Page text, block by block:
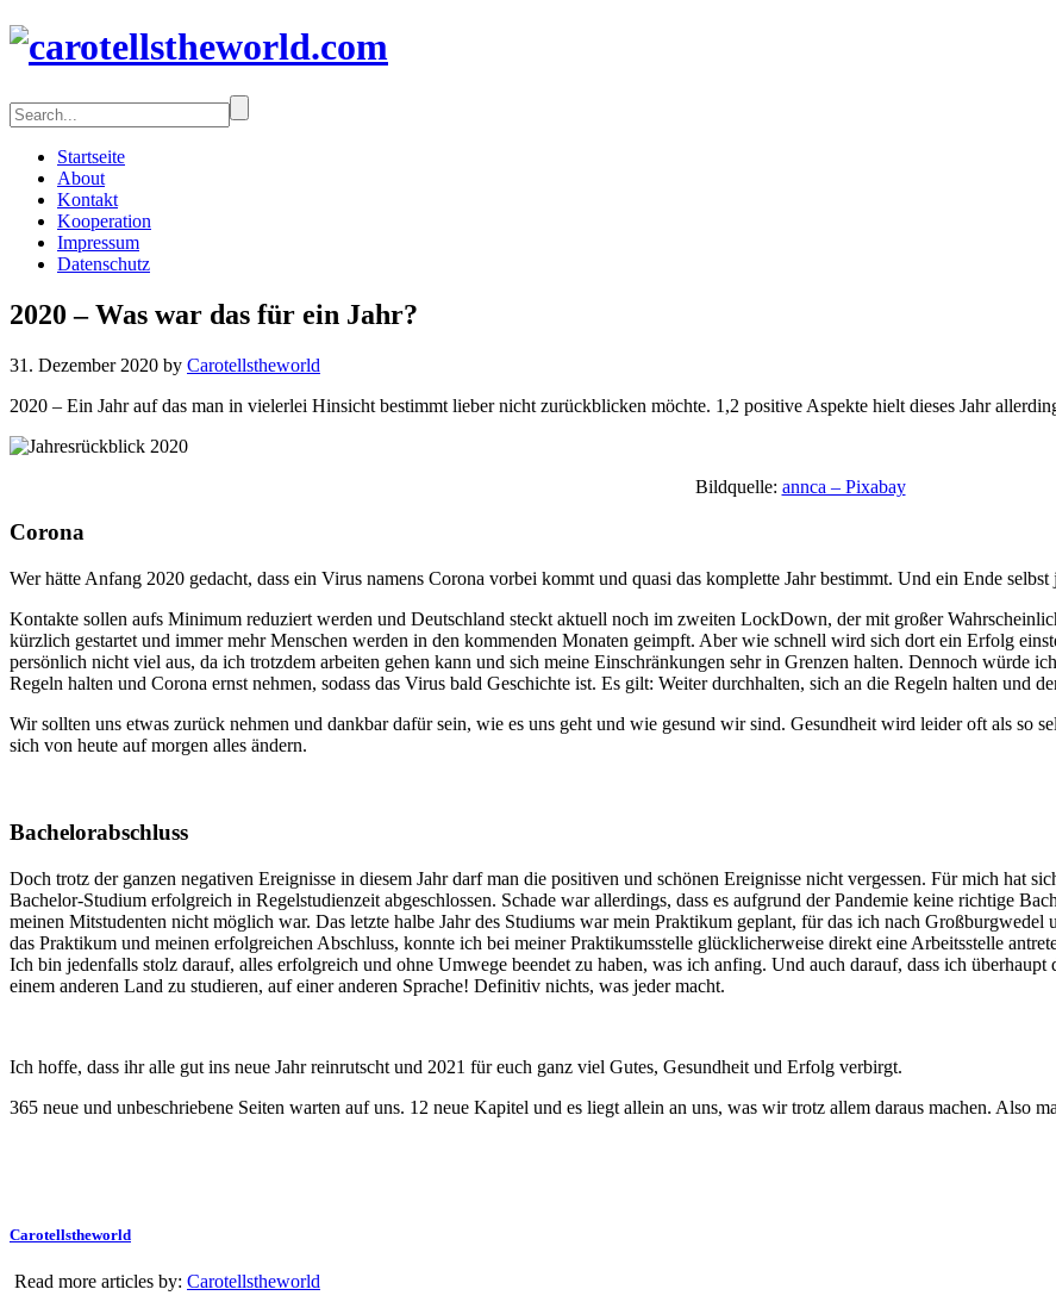
Startseite
About
Kontakt
Kooperation
Impressum
Datenschutz
2020 – Was war das für ein Jahr?
31. Dezember 2020 by Carotellstheworld
2020 – Ein Jahr auf das man in vielerlei Hinsicht bestimmt lieber nicht zurückblicken möchte. 1,2 positive Aspekte hielt dieses Jahr
Bildquelle: annca – Pixabay
Corona
Wer hätte Anfang 2020 gedacht, dass ein Virus namens Corona vorbei kommt und quasi das komplette Jahr bestimmt. Und ein Ende
Kontakte sollen aufs Minimum reduziert werden und Deutschland steckt aktuell noch im zweiten LockDown, der mit großer
kürzlich gestartet und immer mehr Menschen werden in den kommenden Monaten geimpft. Aber wie schnell wird sich dort ein Erfolg
persönlich nicht viel aus, da ich trotzdem arbeiten gehen kann und sich meine Einschränkungen sehr in Grenzen halten. Dennoch würde
Regeln halten und Corona ernst nehmen, sodass das Virus bald Geschichte ist. Es gilt: Weiter durchhalten, sich an die Regeln halten und
Wir sollten uns etwas zurück nehmen und dankbar dafür sein, wie es uns geht und wie gesund wir sind. Gesundheit wird leider oft als so
sich von heute auf morgen alles ändern.
Bachelorabschluss
Doch trotz der ganzen negativen Ereignisse in diesem Jahr darf man die positiven und schönen Ereignisse nicht vergessen. Für mich hat
Bachelor-Studium erfolgreich in Regelstudienzeit abgeschlossen. Schade war allerdings, dass es aufgrund der Pandemie keine richtige
meinen Mitstudenten nicht möglich war. Das letzte halbe Jahr des Studiums war mein Praktikum geplant, für das ich nach
das Praktikum und meinen erfolgreichen Abschluss, konnte ich bei meiner Praktikumsstelle glücklicherweise direkt eine Arbeitsstelle
Ich bin jedenfalls stolz darauf, alles erfolgreich und ohne Umwege beendet zu haben, was ich anfing. Und auch darauf, dass ich
einem anderen Land zu studieren, auf einer anderen Sprache! Definitiv nichts, was jeder macht.
Ich hoffe, dass ihr alle gut ins neue Jahr reinrutscht und 2021 für euch ganz viel Gutes, Gesundheit und Erfolg verbirgt.
365 neue und unbeschriebene Seiten warten auf uns. 12 neue Kapitel und es liegt allein an uns, was wir trotz allem daraus machen. Also
Carotellstheworld
Read more articles by: Carotellstheworld